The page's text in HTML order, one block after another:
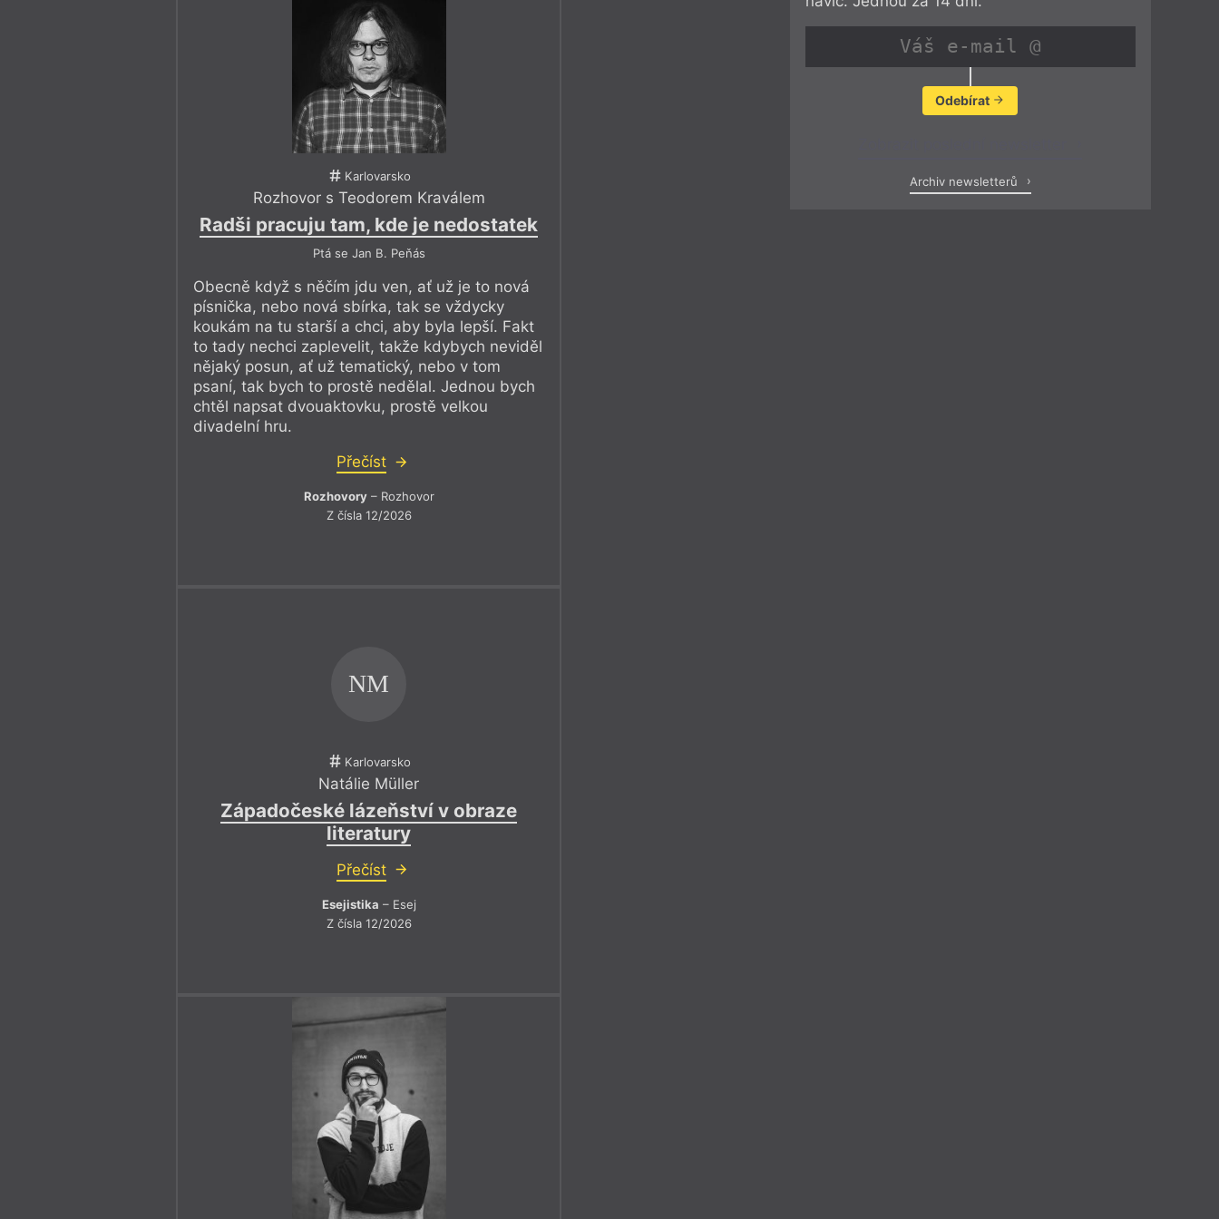
Karlovarsko
Rozhovor s Teodorem Kraválem
Radši pracuju tam, kde je nedostatek
Ptá se Jan B. Peňás
Obecně když s něčím jdu ven, ať už je to nová
písnička, nebo nová sbírka, tak se vždycky
koukám na tu starší a chci, aby byla lepší. Fakt
to tady nechci zaplevelit, takže kdybych neviděl
nějaký posun, ať už tematický, nebo v tom
psaní, tak bych to prostě nedělal. Jednou bych
chtěl napsat dvouaktovku, prostě velkou
divadelní hru.
Přečíst
Rozhovory– Rozhovor
Z čísla 12/2026
NM
Karlovarsko
Natálie Müller
Západočeské lázeňství v obraze
literatury
Přečíst
Esejistika – Esej
Z čísla 12/2026
Odebírat
Archiv newsletterů